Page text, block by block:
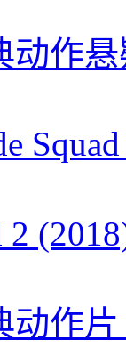
动作
2
动作